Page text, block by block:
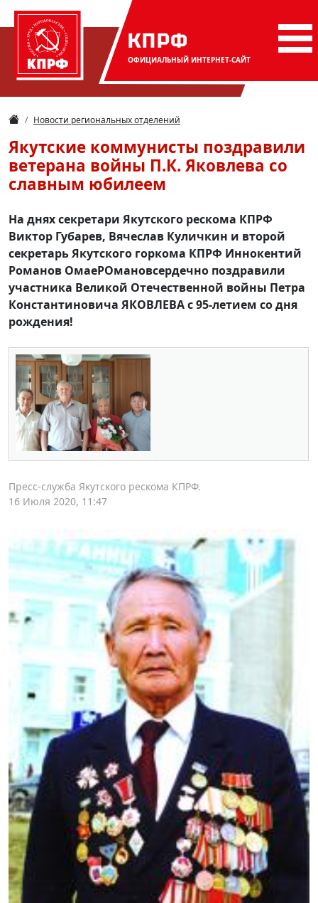
КПРФ
ОФИЦИАЛЬНЫЙ ИНТЕРНЕТ-САЙТ
Новости региональных отделений
Якутские коммунисты поздравили
ветерана войны П.К. Яковлева со
славным юбилеем
На днях секретари Якутского рескома КПРФ
Виктор Губарев, Вячеслав Куличкин и второй
секретарь Якутского горкома КПРФ Иннокентий
Романов ОмаеРОмановсердечно поздравили
участника Великой Отечественной войны Петра
Константиновича ЯКОВЛЕВА с 95-летием со дня
рождения!
Пресс-служба Якутского рескома КПРФ.
16 Июля 2020, 11:47